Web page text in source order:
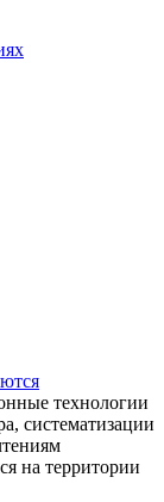
технологии
систематизации
на территории